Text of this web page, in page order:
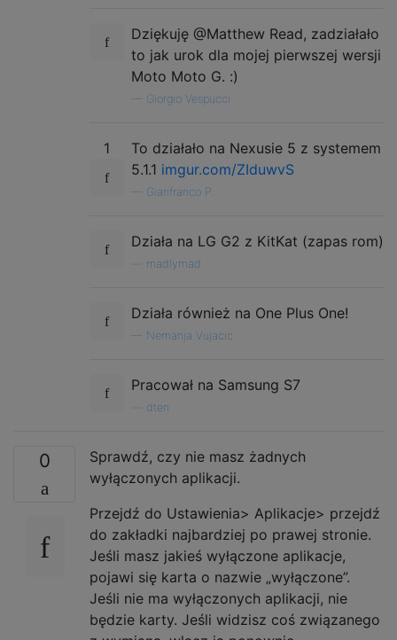
Dziękuję @Matthew Read, zadziałało
to jak urok dla mojej pierwszej wersji
Moto Moto G. :)
Giorgio Vespucci
1
To działało na Nexusie 5 z systemem
5.1.1 imgur.com/ZIduwvS
Gianfranco P.
Działa na LG G2 z KitKat (zapas rom)
madlymad
Działa również na One Plus One!
Nemanja Vujacic
Pracował na Samsung S7
dten
0
Sprawdź, czy nie masz żadnych
wyłączonych aplikacji.
Przejdź do Ustawienia> Aplikacje> przejdź
do zakładki najbardziej po prawej stronie.
Jeśli masz jakieś wyłączone aplikacje,
pojawi się karta o nazwie „wyłączone”.
Jeśli nie ma wyłączonych aplikacji, nie
będzie karty. Jeśli widzisz coś związanego